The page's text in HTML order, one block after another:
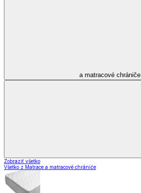
a matracové chrániče
Zobraziť všetko
Všetko z Matrace a matracové chrániče